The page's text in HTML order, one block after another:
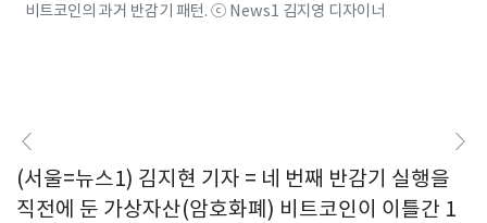
비트코인의 과거 반감기 패턴. ⓒ News1 김지영 디자이너
(서울=뉴스1) 김지현 기자 = 네 번째 반감기 실행을
직전에 둔 가상자산(암호화폐) 비트코인이 이틀간 1